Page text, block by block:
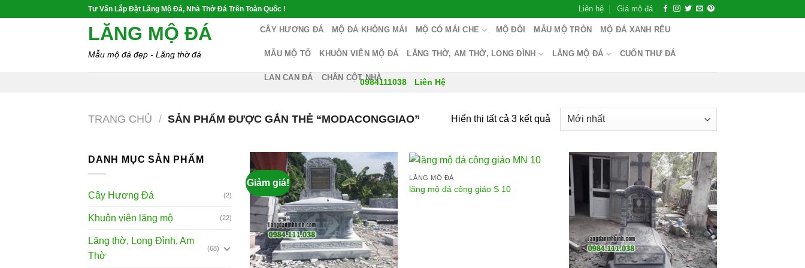
Tư Vấn Lắp Đặt Lăng Mộ Đá, Nhà Thờ Đá Trên Toàn Quốc ! Liên hệ Giá mộ đá
LĂNG MỘ ĐÁ
Mẫu mộ đá đẹp - Lăng thờ đá
CÂY HƯƠNG ĐÁ MỘ ĐÁ KHÔNG MÁI MỘ CÓ MÁI CHE MỘ ĐÔI MẪU MỘ TRÒN MỘ ĐÁ XANH RÊU
MẪU MỘ TỔ KHUÔN VIÊN MỘ ĐÁ LĂNG THỜ, AM THỜ, LONG ĐÌNH LĂNG MỘ ĐÁ CUỐN THƯ ĐÁ
LAN CAN ĐÁ CHÂN CỘT NHÀ
0984111038- Liên Hệ
TRANG CHỦ / SẢN PHẨM ĐƯỢC GẮN THẺ “MODACONGGIAO” Hiển thị tất cả 3 kết quả
DANH MỤC SẢN PHẨM
Cây Hương Đá (2)
Khuôn viên lăng mộ (22)
Lăng thờ, Long Đình, Am
Thờ
(68)
Giảm giá! LĂNG MỘ ĐÁ
lăng mộ đá công giáo S 10